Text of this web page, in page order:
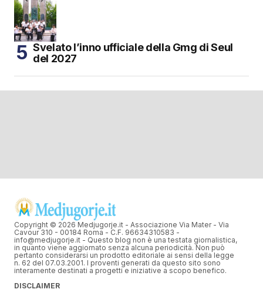
Svelato l’inno ufficiale della Gmg di Seul
del 2027
Copyright © 2026 Medjugorje.it - Associazione Via Mater - Via
Cavour 310 - 00184 Roma - C.F. 96634310583 -
info@medjugorje.it - Questo blog non è una testata giornalistica,
in quanto viene aggiornato senza alcuna periodicità. Non può
pertanto considerarsi un prodotto editoriale ai sensi della legge
n. 62 del 07.03.2001. I proventi generati da questo sito sono
interamente destinati a progetti e iniziative a scopo benefico.
DISCLAIMER